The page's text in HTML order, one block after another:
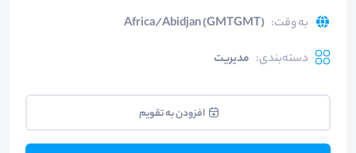
به وقت:
Africa/Abidjan (GMTGMT)
دسته‌بندی: مدیریت
افزودن به تقویم